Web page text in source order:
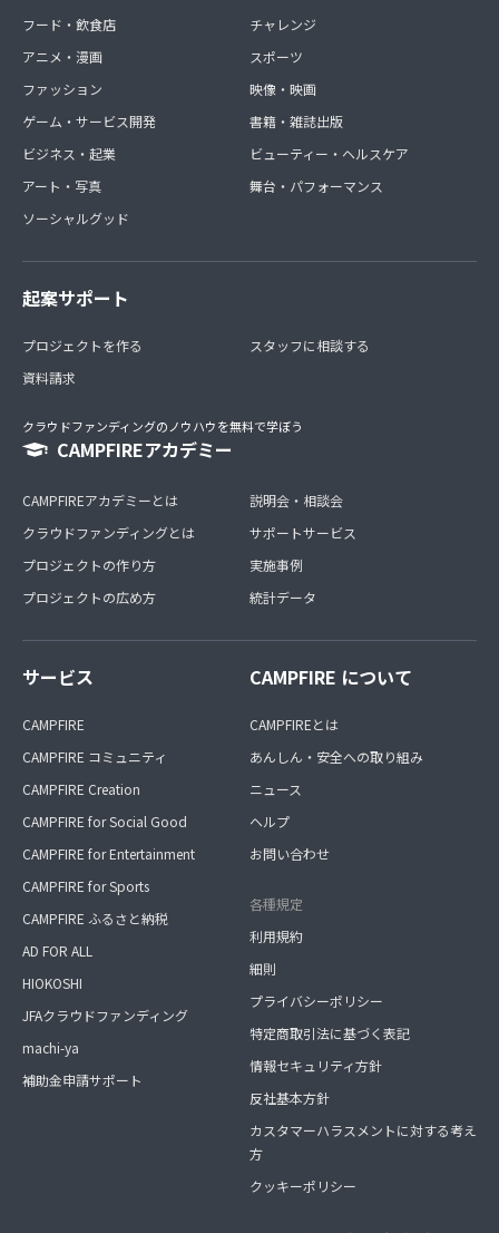
フード・飲食店
アニメ・漫画
ファッション
ゲーム・サービス開発
ビジネス・起業
アート・写真
ソーシャルグッド
チャレンジ
スポーツ
映像・映画
書籍・雑誌出版
ビューティー・ヘルスケア
舞台・パフォーマンス
起案サポート
プロジェクトを作る
資料請求
スタッフに相談する
クラウドファンディングのノウハウを無料で学ぼう
CAMPFIREアカデミー
CAMPFIREアカデミーとは
クラウドファンディングとは
プロジェクトの作り方
プロジェクトの広め方
説明会・相談会
サポートサービス
実施事例
統計データ
サービス
CAMPFIRE
CAMPFIRE コミュニティ
CAMPFIRE Creation
CAMPFIRE for Social Good
CAMPFIRE for Entertainment
CAMPFIRE for Sports
CAMPFIRE ふるさと納税
AD FOR ALL
HIOKOSHI
JFAクラウドファンディング
machi-ya
補助金申請サポート
CAMPFIRE について
CAMPFIREとは
あんしん・安全への取り組み
ニュース
ヘルプ
お問い合わせ
各種規定
利用規約
細則
プライバシーポリシー
特定商取引法に基づく表記
情報セキュリティ方針
反社基本方針
カスタマーハラスメントに対する考え
方
クッキーポリシー